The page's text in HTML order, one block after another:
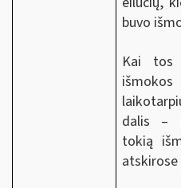
buvo
Kai tos
dalis –
tokią